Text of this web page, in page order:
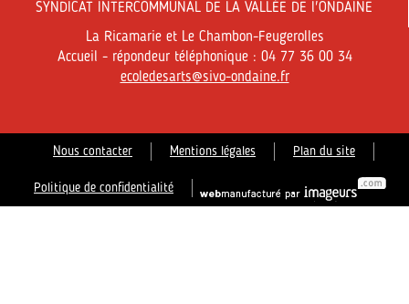
SYNDICAT INTERCOMMUNAL DE LA VALLÉE DE l'ONDAINE
La Ricamarie et Le Chambon-Feugerolles
Accueil - répondeur téléphonique : 04 77 36 00 34
ecoledesarts@sivo-ondaine.fr
Nous contacter Mentions légales Plan du site
Politique de confidentialité